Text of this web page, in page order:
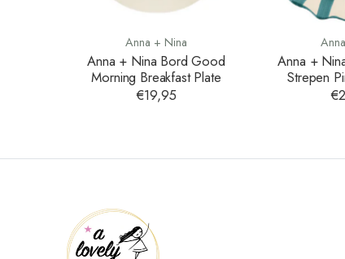
Anna + Nina
Anna + Nina Bord Good
Morning Breakfast Plate
€19,95
Anna +
Strepen